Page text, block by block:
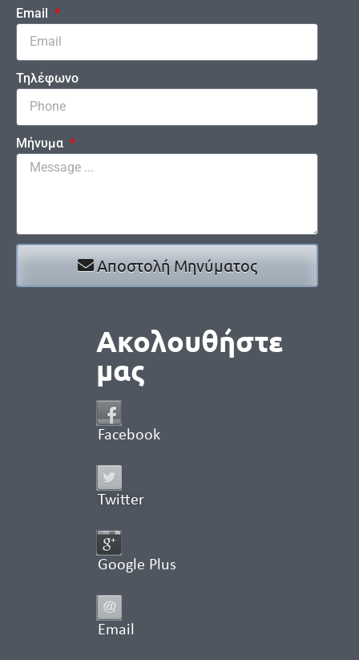
Email
Τηλέφωνο
Μήνυμα
Αποστολή Μηνύματος
Ακολουθήστε
μας
Facebook
Twitter
Google Plus
Email